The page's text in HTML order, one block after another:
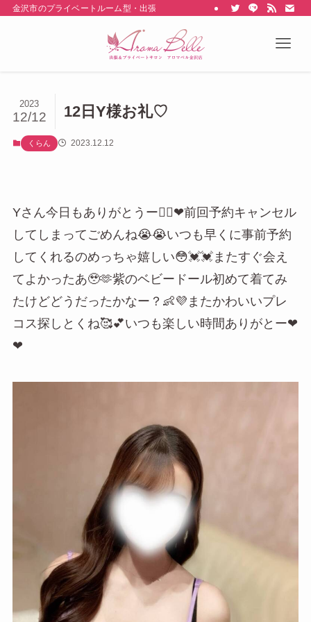
金沢市のプライベートルーム型・出張型のメンズエステ Aroma belle（アロ
12日Y様お礼♡
2023
12/12
くらん 2023.12.12
Yさん今日もありがとうー🙇‍♀️❤前回予約キャンセル
してしまってごめんね😭😭いつも早くに事前予約
してくれるのめっちゃ嬉しい😳💓💓またすぐ会え
てよかったあ🥹🫶紫のベビードール初めて着てみ
たけどどうだったかなー？👶💜またかわいいプレ
コス探しとくね🥰💕いつも楽しい時間ありがとー❤
❤